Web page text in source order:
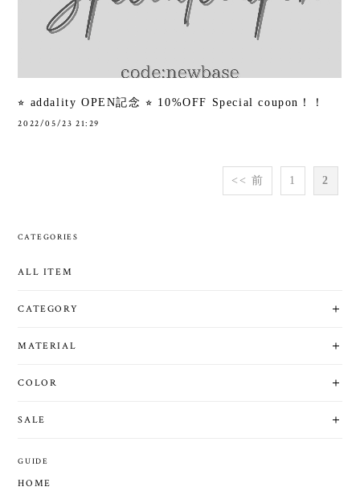
⭐︎ addality OPEN記念 ⭐︎ 10%OFF Special coupon！！
2022/05/23 21:29
<< 前 1 2
CATEGORIES
ALL ITEM
CATEGORY
MATERIAL
COLOR
SALE
GUIDE
HOME